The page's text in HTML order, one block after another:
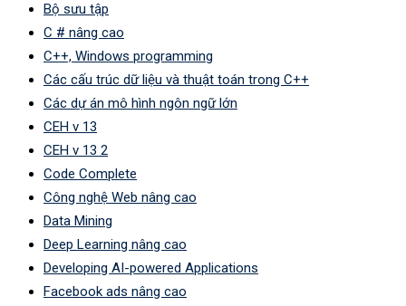
Bộ sưu tập
C # nâng cao
C++, Windows programming
Các cấu trúc dữ liệu và thuật toán trong C++
Các dự án mô hình ngôn ngữ lớn
CEH v 13
CEH v 13 2
Code Complete
Công nghệ Web nâng cao
Data Mining
Deep Learning nâng cao
Developing AI-powered Applications
Facebook ads nâng cao